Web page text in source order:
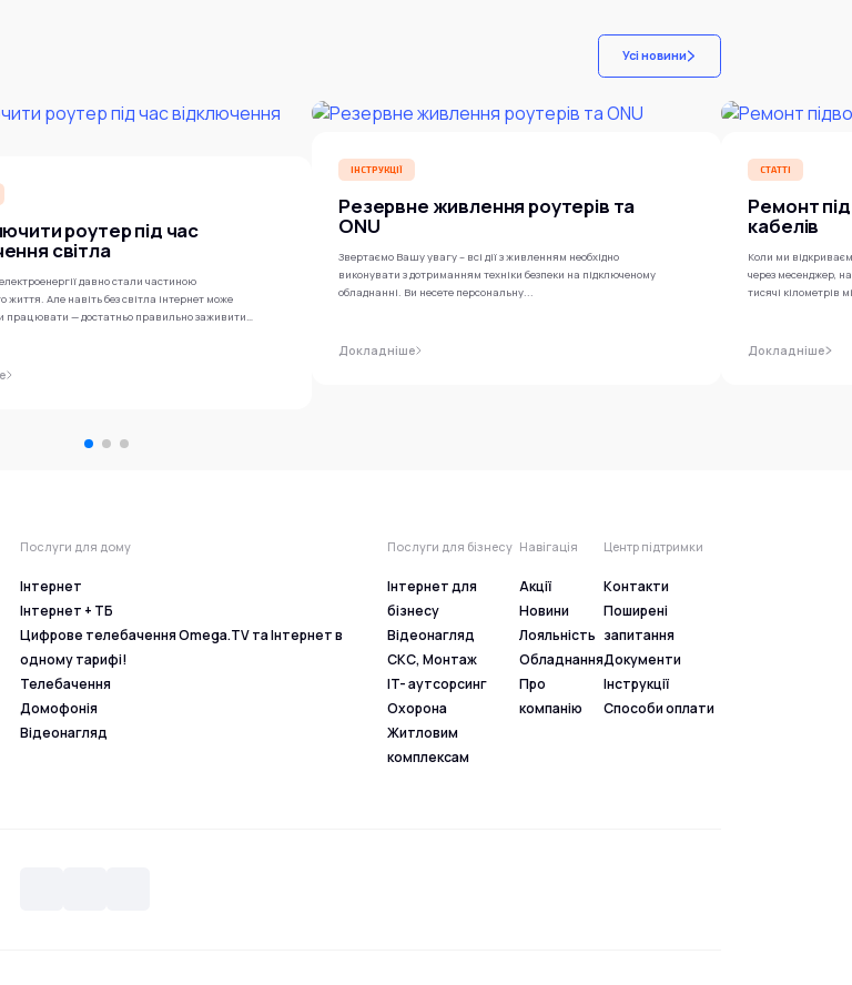
Усі новини
роутер під час
світла
давно стали частиною
життя. Але навіть без світла інтернет може
працювати — достатньо правильно заживити
ІНСТРУКЦІЇ
Резервне живлення роутерів та
ONU
Звертаємо Вашу увагу – всі дії з живленням необхідно
виконувати з дотриманням техніки безпеки на підключеному
обладнанні. Ви несете персональну...
Докладніше
СТАТТІ
Ремонт
кабелів
Коли ми
через месенджер,
тисячі кілометрів
Докладніше
Послуги для дому
Інтернет
Інтернет + ТБ
Цифрове телебачення Omega.TV та Інтернет в
одному тарифі!
Телебачення
Домофонія
Відеонагляд
Послуги для бізнесу
Інтернет для
бізнесу
Відеонагляд
СКС, Монтаж
IT- аутсорсинг
Охорона
Житловим
комплексам
Навігація
Акції
Новини
Лояльність
Обладнання
Про
компанію
Центр підтримки
Контакти
Поширені
запитання
Документи
Інструкції
Способи оплати